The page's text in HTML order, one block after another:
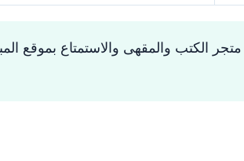
الكتب والمقهى والاستمتاع بموقع